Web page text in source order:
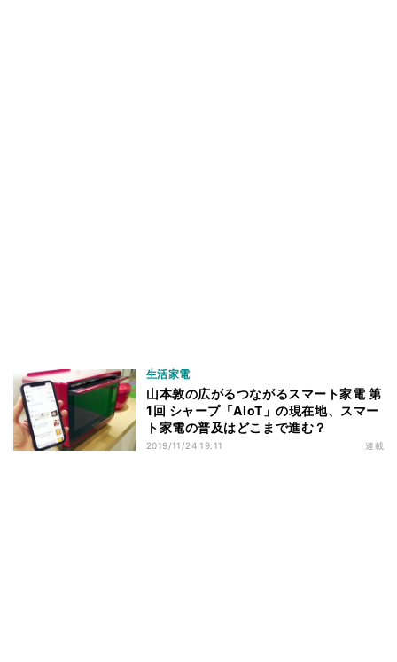
生活家電
山本敦の広がるつながるスマート家電 第
1回 シャープ「AIoT」の現在地、スマー
ト家電の普及はどこまで進む？
2019/11/24 19:11 連載